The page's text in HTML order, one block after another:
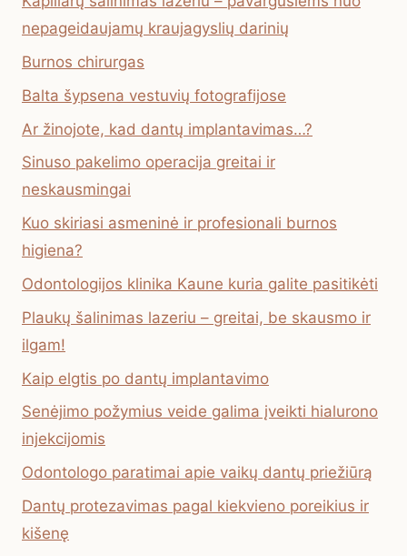
nepageidaujamų kraujagyslių darinių
Burnos chirurgas
Balta šypsena vestuvių fotografijose
Ar žinojote, kad dantų implantavimas…?
Sinuso pakelimo operacija greitai ir
neskausmingai
Kuo skiriasi asmeninė ir profesionali burnos
higiena?
Odontologijos klinika Kaune kuria galite pasitikėti
Plaukų šalinimas lazeriu – greitai, be skausmo ir
ilgam!
Kaip elgtis po dantų implantavimo
Senėjimo požymius veide galima įveikti hialurono
injekcijomis
Odontologo paratimai apie vaikų dantų priežiūrą
Dantų protezavimas pagal kiekvieno poreikius ir
kišenę